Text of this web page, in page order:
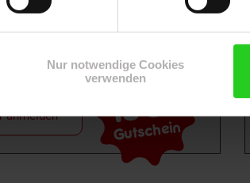
Nur notwendige Cookies
verwenden
15€
Gutschein
anmelden